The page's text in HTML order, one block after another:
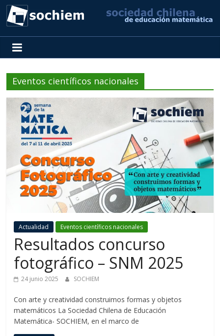
SOCHIEM
Sociedad
Chilena
de
Matemática
Eventos científicos nacionales
Actualidad Eventos científicos nacionales
Resultados concurso
fotográfico – SNM 2025
24 junio 2025 SOCHIEM
Con arte y creatividad construimos formas y objetos
matemáticos La Sociedad Chilena de Educación
Matemática- SOCHIEM, en el marco de